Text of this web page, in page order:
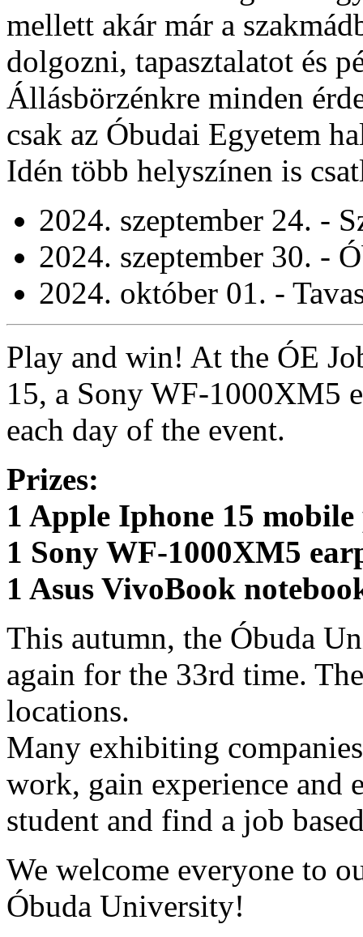
mellett akár már a
dolgozni, tapasztalatot és
Állásbörzénkre minden
csak az Óbudai Egyetem
Idén több helyszínen is
2024. szeptember 24. -
2024. szeptember 30. -
2024. október 01. -
Play and win! At the ÓE
15, a Sony WF-1000XM5
each day of the event.
Prizes:
1 Apple Iphone 15 mobile
1 Sony WF-1000XM5
1 Asus VivoBook
This autumn, the Óbuda
again for the 33rd time.
locations.
Many exhibiting
work, gain experience and
student and find a job
We welcome everyone to
Óbuda University!